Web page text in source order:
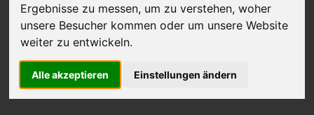
Ergebnisse zu messen, um zu verstehen, woher
unsere Besucher kommen oder um unsere Website
weiter zu entwickeln.
Alle akzeptieren Einstellungen ändern
Kostenloses Angebotfür den Ankauf Ihres Autos inklusive der
Abholung, auf Wunsch sofort Geld. Ihre Daten werden nicht mit Dritten